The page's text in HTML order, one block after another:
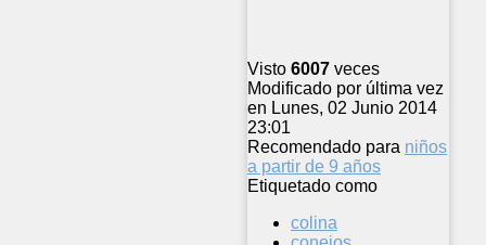
Visto 6007 veces
Modificado por última vez
en Lunes, 02 Junio 2014
23:01
Recomendado para niños
a partir de 9 años
Etiquetado como
colina